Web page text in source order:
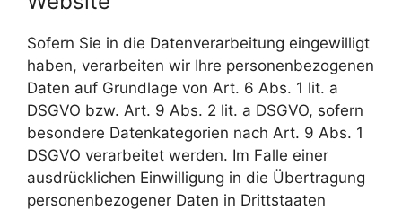
Sofern Sie in die Datenverarbeitung eingewilligt
haben, verarbeiten wir Ihre personenbezogenen
Daten auf Grundlage von Art. 6 Abs. 1 lit. a
DSGVO bzw. Art. 9 Abs. 2 lit. a DSGVO, sofern
besondere Datenkategorien nach Art. 9 Abs. 1
DSGVO verarbeitet werden. Im Falle einer
ausdrücklichen Einwilligung in die Übertragung
personenbezogener Daten in Drittstaaten